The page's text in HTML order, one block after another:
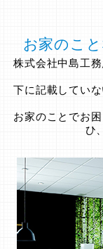
お家のこ
株式会社中島工
下に記載してい
お家のことでお
ひ